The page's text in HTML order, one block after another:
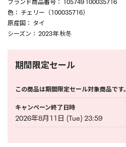
色 ： チェリー（100035716）
原産国 ： タイ
シーズン ： 2023年 秋冬
期間限定セール
この商品は期間限定セール対象商品です。
キャンペーン終了日時
2026年8月11日 (Tue) 23:59